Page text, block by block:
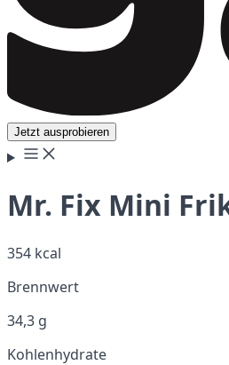
Jetzt ausprobieren
Mr. Fix Mini
354 kcal
Brennwert
34,3 g
Kohlenhydrate